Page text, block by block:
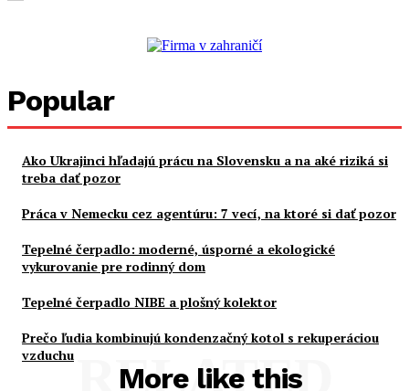
Popular
Ako Ukrajinci hľadajú prácu na Slovensku a na aké riziká si
treba dať pozor
Práca v Nemecku cez agentúru: 7 vecí, na ktoré si dať pozor
Tepelné čerpadlo: moderné, úsporné a ekologické
vykurovanie pre rodinný dom
Tepelné čerpadlo NIBE a plošný kolektor
Prečo ľudia kombinujú kondenzačný kotol s rekuperáciou
vzduchu
More like this
RELATED